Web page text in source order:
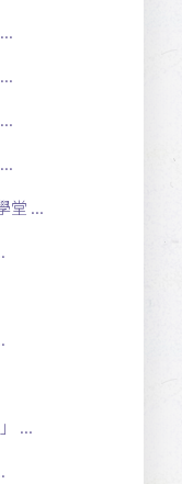
堂 ...
...